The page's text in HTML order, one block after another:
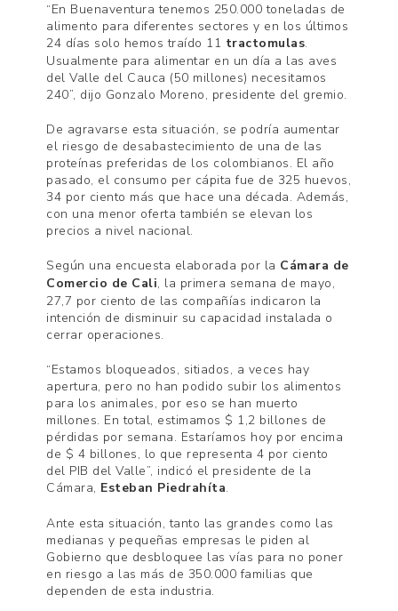
“En Buenaventura tenemos 250.000 toneladas de
alimento para diferentes sectores y en los últimos
24 días solo hemos traído 11 tractomulas.
Usualmente para alimentar en un día a las aves
del Valle del Cauca (50 millones) necesitamos
240”, dijo Gonzalo Moreno, presidente del gremio.
De agravarse esta situación, se podría aumentar
el riesgo de desabastecimiento de una de las
proteínas preferidas de los colombianos. El año
pasado, el consumo per cápita fue de 325 huevos,
34 por ciento más que hace una década. Además,
con una menor oferta también se elevan los
precios a nivel nacional.
Según una encuesta elaborada por la Cámara de
Comercio de Cali, la primera semana de mayo,
27,7 por ciento de las compañías indicaron la
intención de disminuir su capacidad instalada o
cerrar operaciones.
“Estamos bloqueados, sitiados, a veces hay
apertura, pero no han podido subir los alimentos
para los animales, por eso se han muerto
millones. En total, estimamos $ 1,2 billones de
pérdidas por semana. Estaríamos hoy por encima
de $ 4 billones, lo que representa 4 por ciento
del PIB del Valle”, indicó el presidente de la
Cámara, Esteban Piedrahíta.
Ante esta situación, tanto las grandes como las
medianas y pequeñas empresas le piden al
Gobierno que desbloquee las vías para no poner
en riesgo a las más de 350.000 familias que
dependen de esta industria.